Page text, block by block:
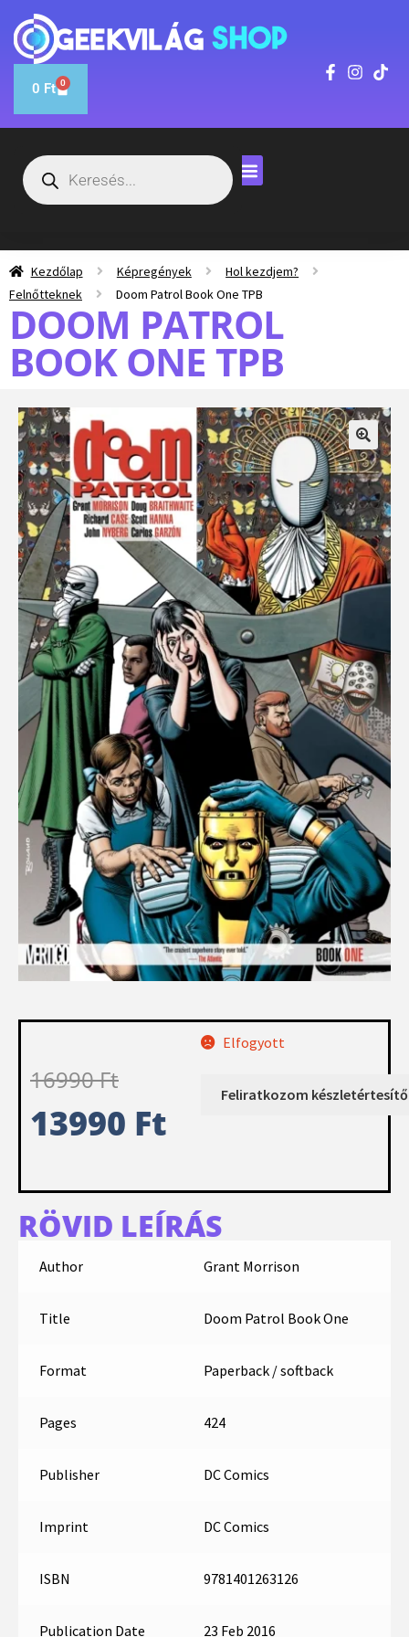
0 Ft 0
Kezdőlap Képregények
Hol kezdjem?
Felnőtteknek
Doom Patrol Book One TPB
DOOM PATROL
BOOK ONE TPB
16990Ft
13990 Ft
Elfogyott
RÖVID LEÍRÁS
Author Grant Morrison
Title Doom Patrol Book One
Format Paperback / softback
Pages 424
Publisher DC Comics
Imprint DC Comics
ISBN 9781401263126
Publication Date 23 Feb 2016